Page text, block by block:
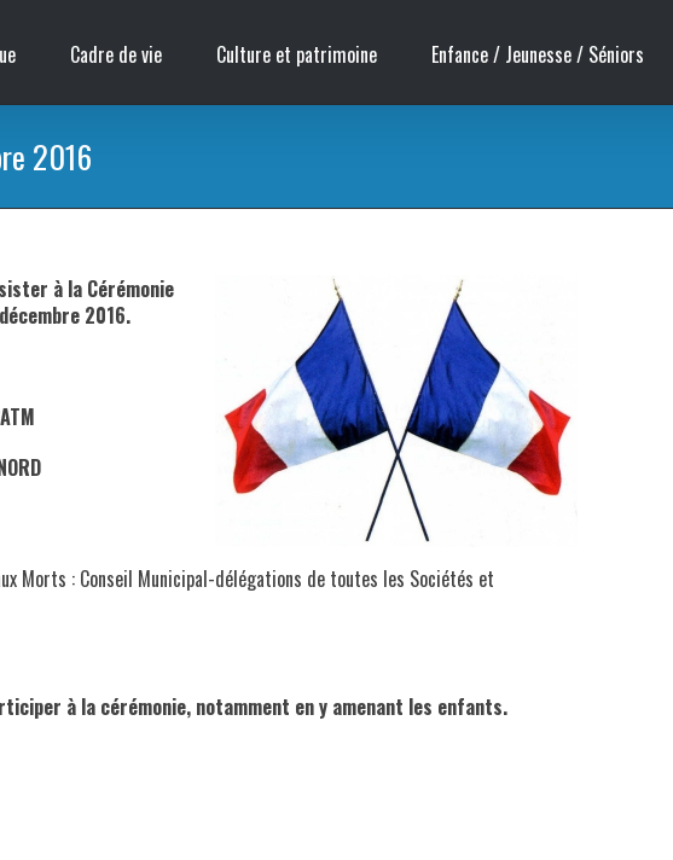
Cadre de vie Culture et patrimoine Enfance / Jeunesse / Séniors
2016
à la Cérémonie
2016.
Morts : Conseil Municipal-délégations de toutes les Sociétés et
à la cérémonie, notamment en y amenant les enfants.